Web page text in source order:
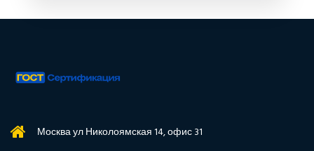
Москва ул Николоямская 14, офис 31